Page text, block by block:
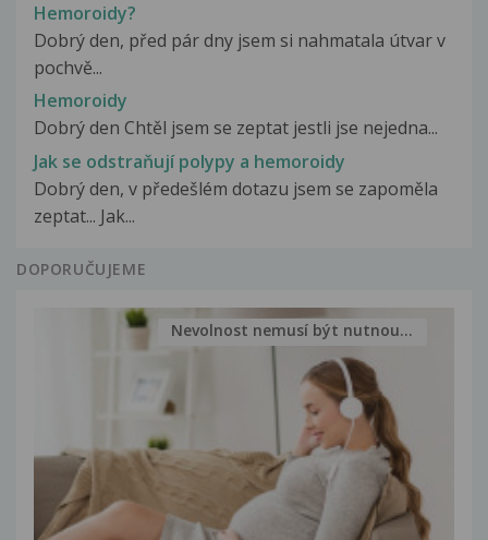
Hemoroidy?
Dobrý den, před pár dny jsem si nahmatala útvar v
pochvě...
Hemoroidy
Dobrý den Chtěl jsem se zeptat jestli jse nejedna...
Jak se odstraňují polypy a hemoroidy
Dobrý den, v předešlém dotazu jsem se zapoměla
zeptat... Jak...
DOPORUČUJEME
Nevolnost nemusí být nutnou...